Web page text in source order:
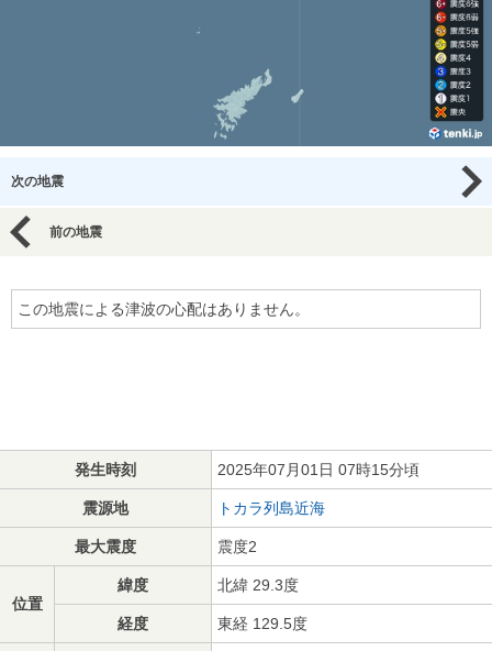
次の地震
前の地震
この地震による津波の心配はありません。
発生時刻 2025年07月01日 07時15分頃
震源地 トカラ列島近海
最大震度 震度2
位置
緯度 北緯 29.3度
経度 東経 129.5度